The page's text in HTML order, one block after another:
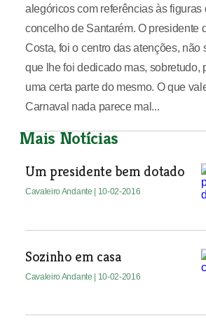
alegóricos com referências às figuras
concelho de Santarém. O presidente
Costa, foi o centro das atenções, não
que lhe foi dedicado mas, sobretudo,
uma certa parte do mesmo. O que
Carnaval nada parece mal...
Mais Notícias
Um presidente bem dotado
Cavaleiro Andante | 10-02-2016
Sozinho em casa
Cavaleiro Andante | 10-02-2016